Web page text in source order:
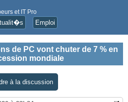
et IT Pro
Emploi
de PC vont chuter de 7 % en
mondiale
à la discussion